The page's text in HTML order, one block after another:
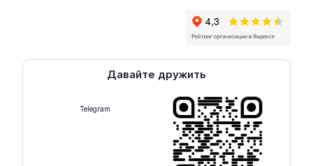
Давайте дружить
Telegram